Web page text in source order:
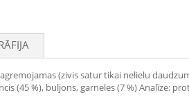
(zivis satur tikai nelielu
%), buljons, garneles (7 %) Analīze: